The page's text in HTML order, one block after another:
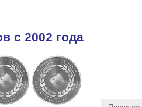
c 2002 года